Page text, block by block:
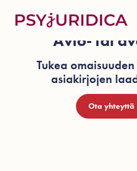
Avio- tai
Tukea
asiakirjojen
Ota yhteyttä